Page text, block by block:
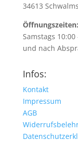
34613
Öffnungszeiten:
Samstags
und nach
Infos:
Kontakt
Impressum
AGB